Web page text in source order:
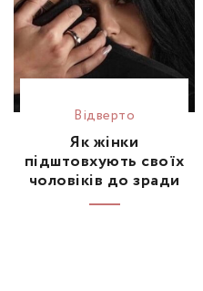
Відвертo
Як жінки
підштовхують своїх
чоловіків до зради